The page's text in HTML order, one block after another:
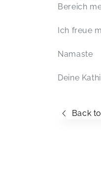
Bereich
Ich freue
Namaste
Deine Kathi